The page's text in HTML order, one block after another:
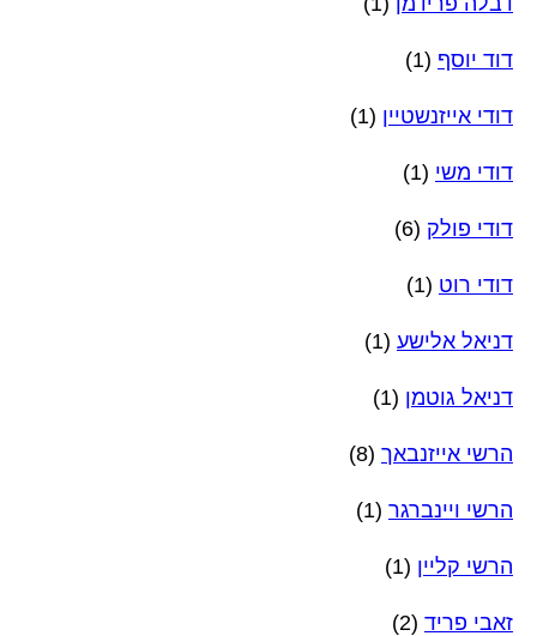
דוד יוסף (1)
דודי אייזנשטיין (1)
דודי משי (1)
דודי פולק (6)
דודי רוט (1)
דניאל אלישע (1)
דניאל גוטמן (1)
הרשי אייזנבאך (8)
הרשי ויינברגר (1)
הרשי קליין (1)
זאבי פריד (2)